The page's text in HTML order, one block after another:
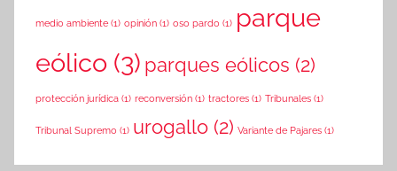
medio ambiente (1) opinión (1) oso pardo (1) parque
eólico (3) parques eólicos (2)
protección jurídica (1) reconversión (1) tractores (1) Tribunales (1)
Tribunal Supremo (1) urogallo (2) Variante de Pajares (1)